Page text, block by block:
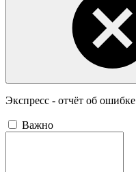
Экспресс - отчёт об ошибке
Важно